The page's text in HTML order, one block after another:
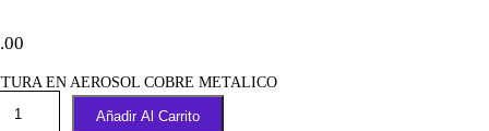
EN AEROSOL COBRE METALICO
Añadir Al Carrito